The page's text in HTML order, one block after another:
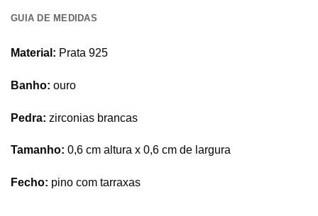
GUIA DE MEDIDAS
Material: Prata 925
Banho: ouro
Pedra: zirconias brancas
Tamanho: 0,6 cm altura x 0,6 cm de largura
Fecho: pino com tarraxas